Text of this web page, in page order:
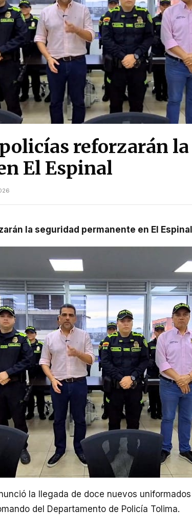
reforzarán
El Espinal
la seguridad permanente en El Espinal
la llegada de doce nuevos
del Departamento de Policía Tolima.